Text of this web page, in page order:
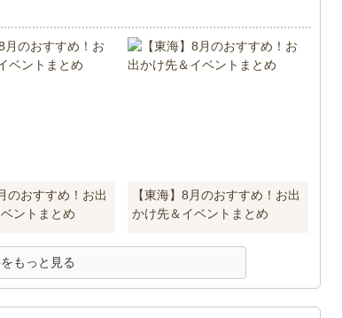
のおすすめ！お出
ントまとめ
【東海】8月のおすすめ！お出
かけ先＆イベントまとめ
もっと見る